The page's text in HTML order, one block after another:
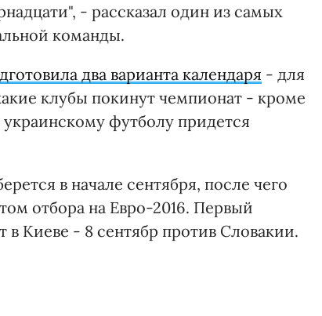
- рассказал один из самых
команды.
два варианта календаря - для
клубы покинут чемпионат - кроме
футболу придется
в начале сентября, после чего
отбора на Евро-2016. Первый
в Киеве - 8 сентябр против Словакии.